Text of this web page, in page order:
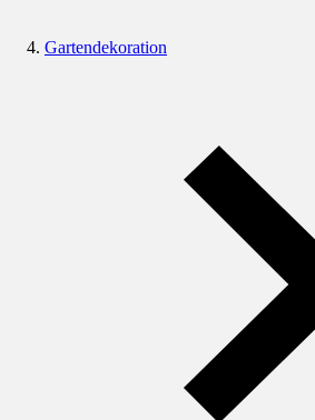
Gartendekoration